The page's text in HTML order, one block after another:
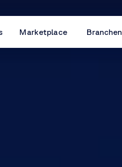
Marketplace Branchen